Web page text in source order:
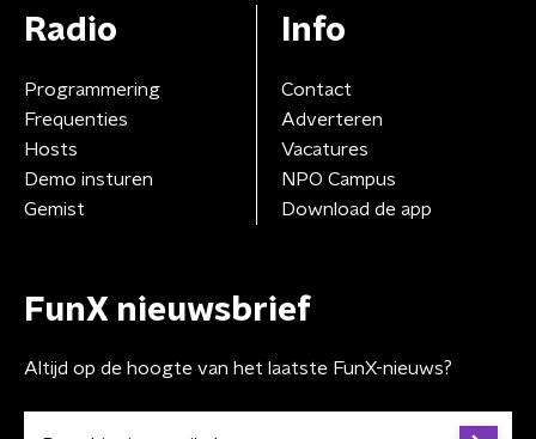
Radio
Programmering
Frequenties
Hosts
Demo insturen
Gemist
Info
Contact
Adverteren
Vacatures
NPO Campus
Download de app
FunX nieuwsbrief
Altijd op de hoogte van het laatste FunX-nieuws?